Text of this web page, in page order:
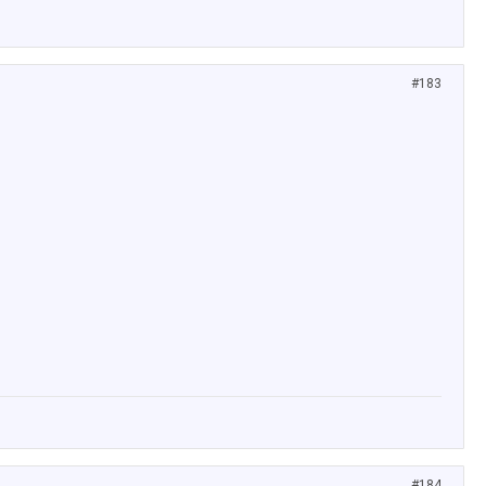
#183